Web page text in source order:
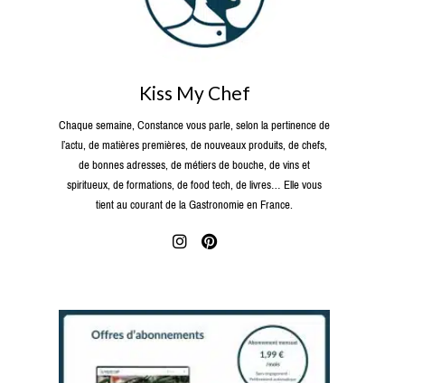
Kiss My Chef
Chaque semaine, Constance vous parle, selon la pertinence de
l’actu, de matières premières, de nouveaux produits, de chefs,
de bonnes adresses, de métiers de bouche, de vins et
spiritueux, de formations, de food tech, de livres… Elle vous
tient au courant de la Gastronomie en France.